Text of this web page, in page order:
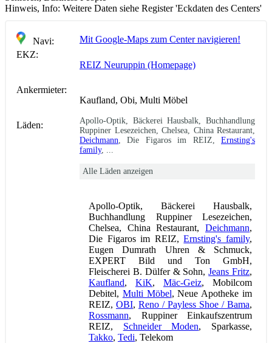
Hinweis, Info: Weitere Daten siehe Register 'Eckdaten des Centers'
Navi:
Mit Google-Maps zum Center navigieren!
EKZ:
REIZ Neuruppin (Homepage)
Ankermieter:
Kaufland, Obi, Multi Möbel
Läden:
Apollo-Optik, Bäckerei Hausbalk, Buchhandlung
Ruppiner Lesezeichen, Chelsea, China Restaurant,
Deichmann , Die Figaros im REIZ, Ernsting's
family, ...
Alle Läden anzeigen
Apollo-Optik, Bäckerei Hausbalk,
Buchhandlung Ruppiner Lesezeichen,
Chelsea, China Restaurant, Deichmann,
Die Figaros im REIZ,Ernsting's family,
Eugen Dumrath Uhren & Schmuck,
EXPERT Bild und Ton GmbH,
Fleischerei B. Dülfer & Sohn,Jeans Fritz,
Kaufland, KiK, Mäc-Geiz, Mobilcom
Debitel, Multi Möbel, Neue Apotheke im
REIZ, OBI, Reno / Payless Shoe / Bama,
Rossmann, Ruppiner Einkaufszentrum
REIZ, Schneider Moden, Sparkasse,
Takko, Tedi, Telekom